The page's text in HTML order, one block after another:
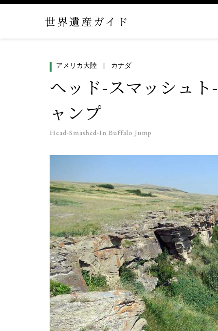
世界遺産ガイド
アメリカ大陸 カナダ
ヘッド-スマッシュ
ャンプ
Head-Smashed-In Buffalo Jump